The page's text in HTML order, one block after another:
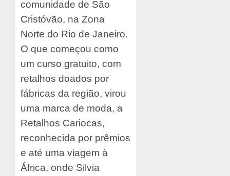
comunidade de São
Cristóvão, na Zona
Norte do Rio de Janeiro.
O que começou como
um curso gratuito, com
retalhos doados por
fábricas da região, virou
uma marca de moda, a
Retalhos Cariocas,
reconhecida por prêmios
e até uma viagem à
África, onde Silvia